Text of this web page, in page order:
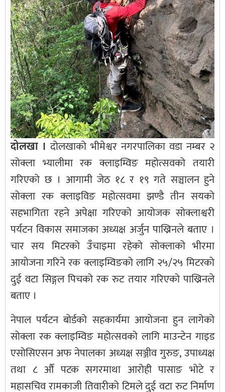
दोलखा । दोलखाको भीमेश्वर नगरपालिका वडा नम्बर २
सोक्ला भ्यालीमा रक क्लाइम्विङ महोत्सवको तयारी
गरिएको छ । आगामी जेठ १८ र १९ गते सञ्चालन हुने
सोक्ला रक क्लाइविङ महोत्सवमा झण्डै तीन सयको
सहभागिता रहने अपेक्षा गरिएको आयोजक सोक्लाश्वरी
पर्यटन विकास समाजका अध्यक्ष अर्जुन पाख्रिनले बताए ।
चार सय मिटरको उँचाइमा रहेको सोक्लाको भीरमा
आयोजना गरिने रक क्लाइम्विङको लागि २५/२५ मिटरको
दुई वटा सिङ्गल पिचको रक रुट तयार गरिएको पाख्रिनले
बताए ।
नेपाल पर्यटन बोर्डको सहकार्यमा आयोजना हुन लागेको
सोक्ला रक क्लाइम्विङ महोत्सवको लागि माउन्टेन गाइड
एसोसिएसन अफ नेपालका अध्यक्ष सञ्जीव गुरुङ, उपाध्यक्ष
तथा ८ औँ पटक सगरमाथा आरोही पासाङ भोटे र
महासचिव रामकाजी तिवारीको टिमले दुई वटा रुट निर्माण